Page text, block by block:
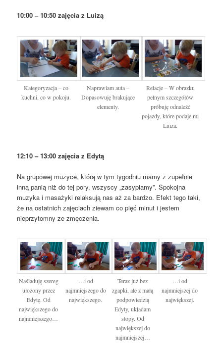
10:00 – 10:50 zajęcia z Luizą
Kategoryzacja – co
kuchni, co w pokoju.
Naprawiam auta –
Dopasowuję brakujące
elementy.
Relacje – W obrazku
pełnym szczegółów
próbuję odnaleźć
pojazdy, które podaje mi
Luiza.
12:10 – 13:00 zajęcia z Edytą
Na grupowej muzyce, którą w tym tygodniu mamy z zupełnie
inną panią niż do tej pory, wszyscy „zasypiamy”. Spokojna
muzyka i masażyki relaksują nas aż za bardzo. Efekt tego taki,
że na ostatnich zajęciach ziewam co pięć minut i jestem
nieprzytomny ze zmęczenia.
Naśladuję szereg
ułożony przez
Edytę. Od
największego do
najmniejszego…
…i od
najmniejszego do
największego.
Teraz już bez
zgapki, ale z małą
podpowiedzią
Edyty, układam
stopy. Od
największej do
najmniejszej…
…i od
najmniejszej do
największej.